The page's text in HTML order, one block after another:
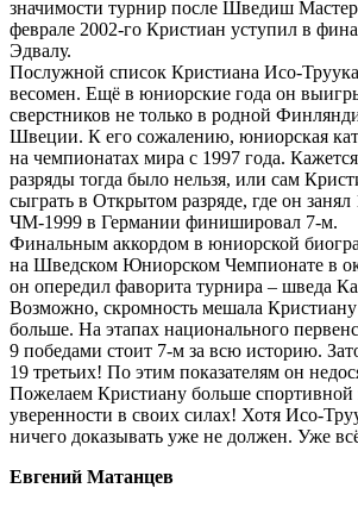
значимости турнир после Шведиш
феврале 2002-го Кристиан уступил в
Эдвалу.
Послужной список Кристиана Исо-
весомен. Ещё в юниорские года он
сверстников не только в родной
Швеции. К его сожалению, юниорская
на чемпионатах мира с 1997 года.
разряды тогда было нельзя, или сам
сыграть в Открытом разряде, где он
ЧМ-1999 в Германии финишировал 7-м.
Финальным аккордом в юниорской
на Шведском Юниорском Чемпионате в
он опередил фаворита турнира – шведа
Возможно, скромность мешала
больше. На этапах национального
9 победами стоит 7-м за всю историю.
19 третьих! По этим показателям он
Пожелаем Кристиану больше спортивной
уверенности в своих силах! Хотя Исо-
ничего доказывать уже не должен. Уже
Евгений Матанцев